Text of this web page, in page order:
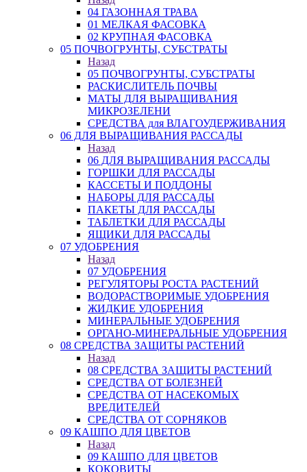
04 ГАЗОННАЯ ТРАВА
01 МЕЛКАЯ ФАСОВКА
02 КРУПНАЯ ФАСОВКА
05 ПОЧВОГРУНТЫ, СУБСТРАТЫ
Назад
05 ПОЧВОГРУНТЫ, СУБСТРАТЫ
РАСКИСЛИТЕЛЬ ПОЧВЫ
МАТЫ ДЛЯ ВЫРАЩИВАНИЯ
МИКРОЗЕЛЕНИ
СРЕДСТВА для ВЛАГОУДЕРЖИВАНИЯ
06 ДЛЯ ВЫРАЩИВАНИЯ РАССАДЫ
Назад
06 ДЛЯ ВЫРАЩИВАНИЯ РАССАДЫ
ГОРШКИ ДЛЯ РАССАДЫ
КАССЕТЫ И ПОДДОНЫ
НАБОРЫ ДЛЯ РАССАДЫ
ПАКЕТЫ ДЛЯ РАССАДЫ
ТАБЛЕТКИ ДЛЯ РАССАДЫ
ЯЩИКИ ДЛЯ РАССАДЫ
07 УДОБРЕНИЯ
Назад
07 УДОБРЕНИЯ
РЕГУЛЯТОРЫ РОСТА РАСТЕНИЙ
ВОДОРАСТВОРИМЫЕ УДОБРЕНИЯ
ЖИДКИЕ УДОБРЕНИЯ
МИНЕРАЛЬНЫЕ УДОБРЕНИЯ
ОРГАНО-МИНЕРАЛЬНЫЕ УДОБРЕНИЯ
08 СРЕДСТВА ЗАЩИТЫ РАСТЕНИЙ
Назад
08 СРЕДСТВА ЗАЩИТЫ РАСТЕНИЙ
СРЕДСТВА ОТ БОЛЕЗНЕЙ
СРЕДСТВА ОТ НАСЕКОМЫХ
ВРЕДИТЕЛЕЙ
СРЕДСТВА ОТ СОРНЯКОВ
09 КАШПО ДЛЯ ЦВЕТОВ
Назад
09 КАШПО ДЛЯ ЦВЕТОВ
КОКОВИТЫ